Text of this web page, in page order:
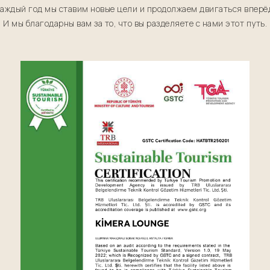
год мы ставим новые цели и продолжаем двигаться
И мы благодарны вам за то, что вы разделяете с нами этот путь.